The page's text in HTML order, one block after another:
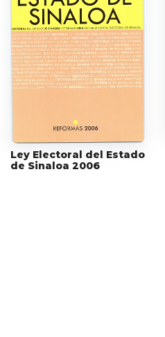
Ley Electoral del Estado
de Sinaloa 2006